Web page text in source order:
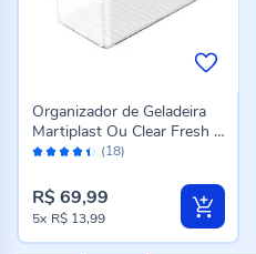
Avaliação: (18)
Organizador de Geladeira
Martiplast Ou Clear Fresh 5
Litros - Transparente
R$ 69,99
5x R$ 13,99